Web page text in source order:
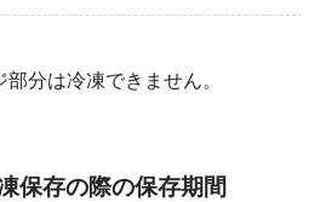
分は冷凍できません。
保存の際の保存期間